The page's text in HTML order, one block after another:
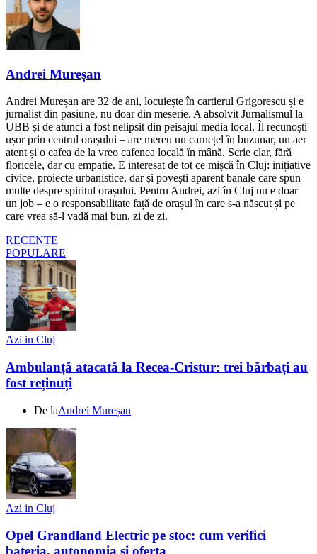
Andrei Mureșan
Andrei Mureșan are 32 de ani, locuiește în cartierul Grigorescu și e
jurnalist din pasiune, nu doar din meserie. A absolvit Jurnalismul la
UBB și de atunci a fost nelipsit din peisajul media local. Îl recunoști
ușor prin centrul orașului – are mereu un carnețel în buzunar, un aer
atent și o cafea de la vreo cafenea locală în mână. Scrie clar, fără
floricele, dar cu empatie. E interesat de tot ce mișcă în Cluj: inițiative
civice, proiecte urbanistice, dar și povești aparent banale care spun
multe despre spiritul orașului. Pentru Andrei, azi în Cluj nu e doar
un job – e o responsabilitate față de orașul în care s-a născut și pe
care vrea să-l vadă mai bun, zi de zi.
RECENTE
POPULARE
Azi in Cluj
Ambulanță atacată la Recea-Cristur: trei bărbați au
fost reținuți
De laAndrei Mureșan
Azi in Cluj
Opel Grandland Electric pe stoc: cum verifici